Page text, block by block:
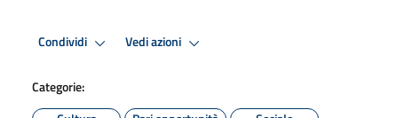
Condividi Vedi azioni
Categorie: